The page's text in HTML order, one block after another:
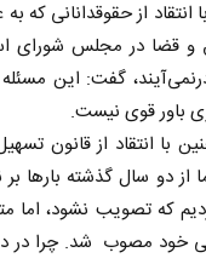
انتقاد از حقوقدانانی
قضا در مجلس شورای
گفت: این
باور قوی نیست.
با انتقاد از قانون
دو سال گذشته بارها
که تصویب نشود، اما
خود مصوب شد. چرا در